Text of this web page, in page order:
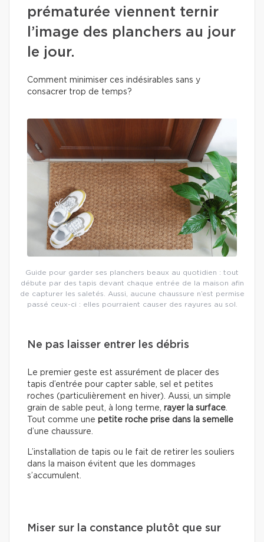
prématurée viennent ternir
l’image des planchers au jour
le jour.
Comment minimiser ces indésirables sans y
consacrer trop de temps?
Guide pour garder ses planchers beaux au quotidien : tout
débute par des tapis devant chaque entrée de la maison afin
de capturer les saletés. Aussi, aucune chaussure n’est permise
passé ceux-ci : elles pourraient causer des rayures au sol.
Ne pas laisser entrer les débris
Le premier geste est assurément de placer des
tapis d’entrée pour capter sable, sel et petites
roches (particulièrement en hiver). Aussi, un simple
grain de sable peut, à long terme, rayer la surface
Tout comme une petite roche prise dans la semelle
d’une chaussure.
L’installation de tapis ou le fait de retirer les souliers
dans la maison évitent que les dommages
s’accumulent.
Miser sur la constance plutôt que sur